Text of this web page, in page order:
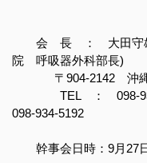
会 長 ： 大田守雄
院 呼吸器外科部長)
〒904-2142 沖縄
TEL ： 098-939-
098-934-5192
幹事会日時：9月27日